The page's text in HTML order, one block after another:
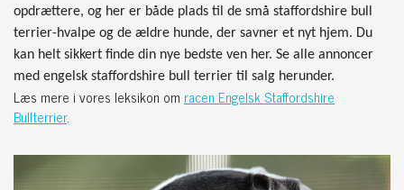
opdrættere, og her er både plads til de små staffordshire bull
terrier-hvalpe og de ældre hunde, der savner et nyt hjem. Du
kan helt sikkert finde din nye bedste ven her. Se alle annoncer
med engelsk staffordshire bull terrier til salg herunder.
Læs mere i vores leksikon om racen Engelsk Staffordshire
Bullterrier.